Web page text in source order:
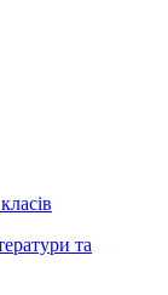
та